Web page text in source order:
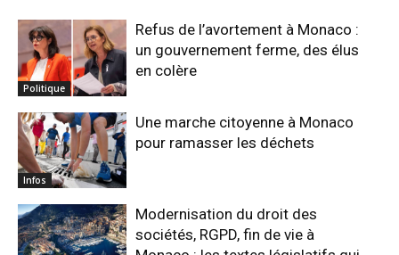
Politique
Refus de l’avortement à Monaco :
un gouvernement ferme, des élus
en colère
Infos
Une marche citoyenne à Monaco
pour ramasser les déchets
Modernisation du droit des
sociétés, RGPD, fin de vie à